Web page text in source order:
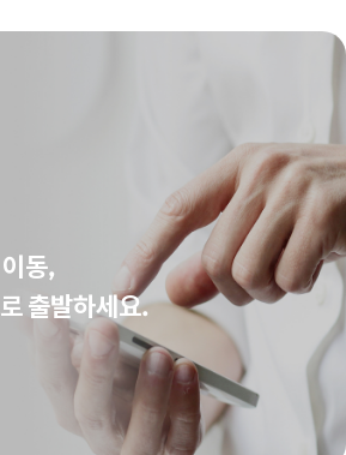
동,
출발하세요.